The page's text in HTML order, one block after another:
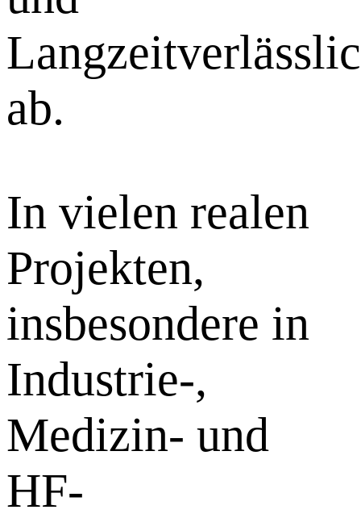
ab.
In vielen realen
Projekten,
insbesondere in
Industrie-,
Medizin- und
HF-